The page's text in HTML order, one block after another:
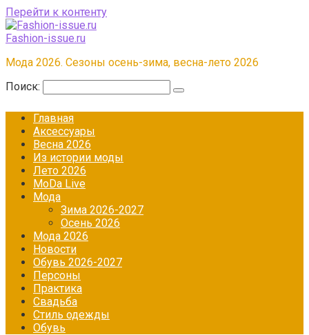
Перейти к контенту
Fashion-issue.ru
Мода 2026. Сезоны осень-зима, весна-лето 2026
Поиск:
Главная
Аксессуары
Весна 2026
Из истории моды
Лето 2026
МоDа Live
Мода
Зима 2026-2027
Осень 2026
Мода 2026
Новости
Обувь 2026-2027
Персоны
Практика
Свадьба
Стиль одежды
Обувь